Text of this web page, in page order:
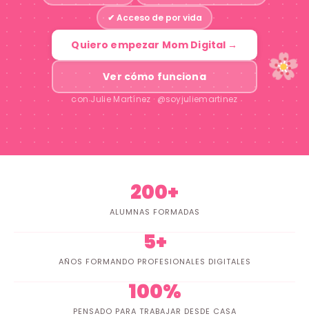
✔ Acceso de por vida
Quiero empezar Mom Digital →
Ver cómo funciona
con Julie Martínez · @soyjuliemartinez
200+
ALUMNAS FORMADAS
5+
AÑOS FORMANDO PROFESIONALES DIGITALES
100%
PENSADO PARA TRABAJAR DESDE CASA